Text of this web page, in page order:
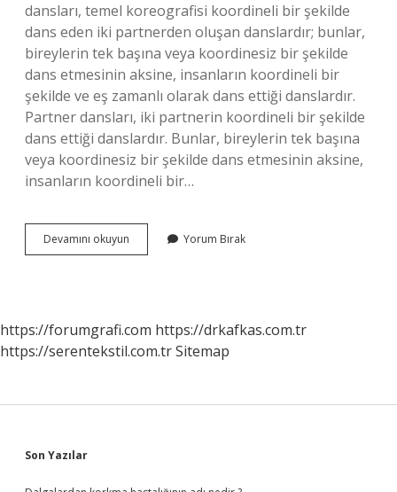
dansları, temel koreografisi koordineli bir şekilde
dans eden iki partnerden oluşan danslardır; bunlar,
bireylerin tek başına veya koordinesiz bir şekilde
dans etmesinin aksine, insanların koordineli bir
şekilde ve eş zamanlı olarak dans ettiği danslardır.
Partner dansları, iki partnerin koordineli bir şekilde
dans ettiği danslardır. Bunlar, bireylerin tek başına
veya koordinesiz bir şekilde dans etmesinin aksine,
insanların koordineli bir…
Devamını okuyun
Dansı
Yorum Bırak
https://forumgrafi.com https://drkafkas.com.tr
https://serentekstil.com.trSitemap
Sidebar
Son Yazılar